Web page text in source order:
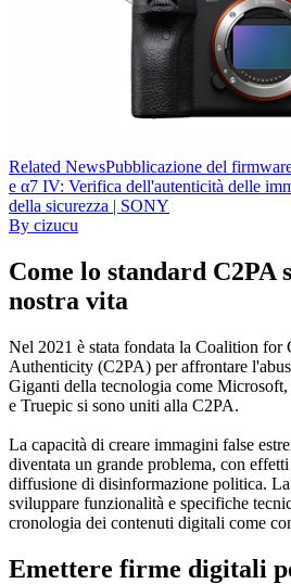
Related NewsPubblicazione del
e α7 IV: Verifica dell'autenticità delle
della sicurezza | SONY
By cizucu
Come lo standard C2PA
nostra vita
Nel 2021 è stata fondata la Coalition for
Authenticity (C2PA) per affrontare
Giganti della tecnologia come
e Truepic si sono uniti alla C2PA.
La capacità di creare immagini false
diventata un grande problema, con
diffusione di disinformazione politica.
sviluppare funzionalità e specifiche
cronologia dei contenuti digitali come
Emettere firme digitali